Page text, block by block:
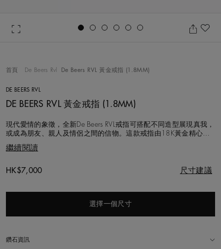
首頁 De Beers Rvl De Beers RVL 黃金戒指 (1.8MM)
DE BEERS RVL
DE BEERS RVL 黃金戒指 (1.8MM)
現代愛情的象徵，全新De Beers RVL戒指可搭配不同造型展現真我，
或成為朋友、親人及情侶之間的信物。這款戒指由18K黃金精心打
徵意義和力量。寬度: (1.8MM)。
繼續閱讀
Original price
HK$7,000 尺寸建議
選擇一個尺寸
鑽石資訊